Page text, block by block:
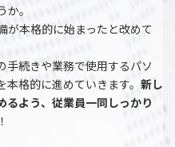
。
が本格的に始まったと改めて
手続きや業務で使用するパソ
格的に進めていきます。 新し
るよう、従業員一同しっかり